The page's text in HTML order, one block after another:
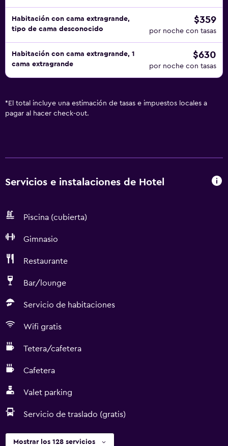
Habitación con cama extragrande,
tipo de cama desconocido
$359
por noche con tasas
Habitación con cama extragrande, 1
cama extragrande
$630
por noche con tasas
* El total incluye una estimación de tasas e impuestos locales a
pagar al hacer check-out.
Servicios e instalaciones de Hotel
Piscina (cubierta)
Gimnasio
Restaurante
Bar/lounge
Servicio de habitaciones
Wifi gratis
Tetera/cafetera
Cafetera
Valet parking
Servicio de traslado (gratis)
Mostrar los 128 servicios